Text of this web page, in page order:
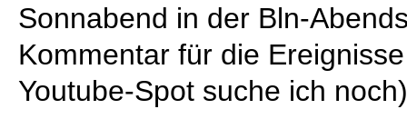
Sonnabend in der Bln-
Kommentar für die
Youtube-Spot suche ich noch)